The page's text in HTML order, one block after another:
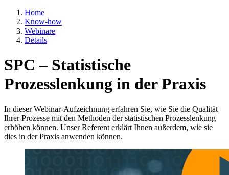
Home
Know-how
Webinare
Details
SPC – Statistische
Prozesslenkung in der Praxis
In dieser Webinar-Aufzeichnung erfahren Sie, wie Sie die Qualität
Ihrer Prozesse mit den Methoden der statistischen Prozesslenkung
erhöhen können. Unser Referent erklärt Ihnen außerdem, wie sie
dies in der Praxis anwenden können.